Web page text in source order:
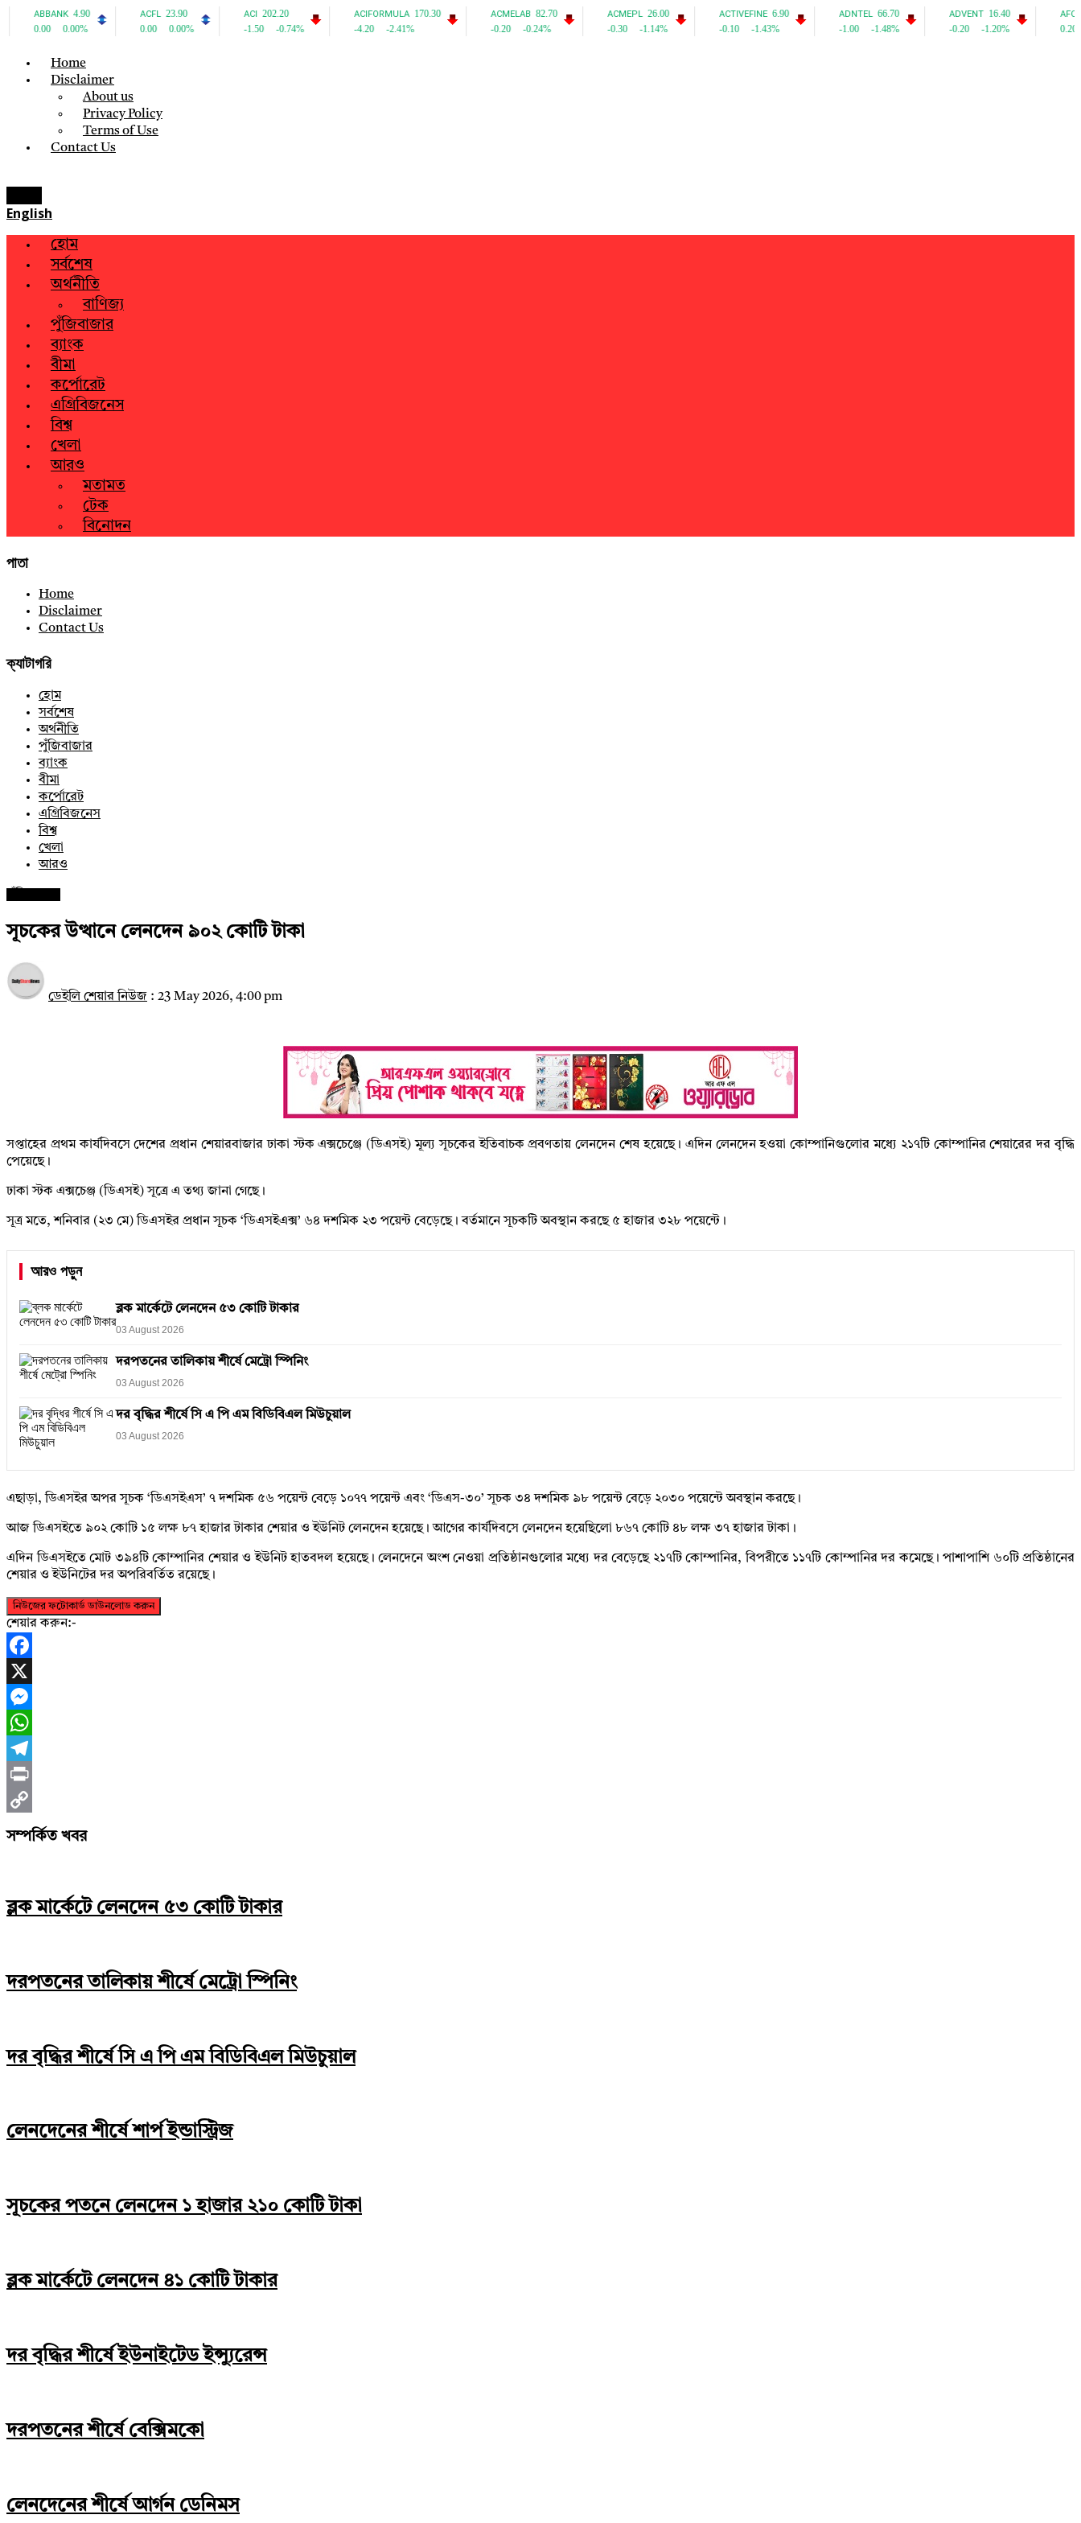
Home
Disclaimer
About us
Privacy Policy
Terms of Use
Contact Us
English
হোম
সর্বশেষ
অর্থনীতি
বাণিজ্য
পুঁজিবাজার
ব্যাংক
বীমা
কর্পোরেট
এগ্রিবিজনেস
বিশ্ব
খেলা
আরও
মতামত
টেক
বিনোদন
পাতা
Home
Disclaimer
Contact Us
ক্যাটাগরি
হোম
সর্বশেষ
অর্থনীতি
পুঁজিবাজার
ব্যাংক
বীমা
কর্পোরেট
এগ্রিবিজনেস
বিশ্ব
খেলা
আরও
সূচকের উত্থানে লেনদেন ৯০২ কোটি টাকা
ডেইলি শেয়ার নিউজ : 23 May 2026, 4:00 pm
সপ্তাহের প্রথম কার্যদিবসে দেশের প্রধান শেয়ারবাজার ঢাকা স্টক এক্সচেঞ্জে (ডিএসই) মূল্য সূচকের ইতিবাচক প্রবণতায় লেনদেন শেষ হয়েছে। এদিন লেনদেন হওয়া কোম্পানিগুলোর মধ্যে ২১৭টি কোম্পানির শেয়ারের দর বৃদ্ধি
পেয়েছে।
ঢাকা স্টক এক্সচেঞ্জ (ডিএসই) সূত্রে এ তথ্য জানা গেছে।
সূত্র মতে, শনিবার (২৩ মে) ডিএসইর প্রধান সূচক ‘ডিএসইএক্স’ ৬৪ দশমিক ২৩ পয়েন্ট বেড়েছে। বর্তমানে সূচকটি অবস্থান করছে ৫ হাজার ৩২৮ পয়েন্টে।
আরও পড়ুন
ব্লক মার্কেটে লেনদেন ৫৩ কোটি টাকার
03 August 2026
দরপতনের তালিকায় শীর্ষে মেট্রো স্পিনিং
03 August 2026
দর বৃদ্ধির শীর্ষে সি এ পি এম বিডিবিএল মিউচুয়াল
03 August 2026
এছাড়া, ডিএসইর অপর সূচক ‘ডিএসইএস’ ৭ দশমিক ৫৬ পয়েন্ট বেড়ে ১০৭৭ পয়েন্ট এবং ‘ডিএস-৩০’ সূচক ৩৪ দশমিক ৯৮ পয়েন্ট বেড়ে ২০৩০ পয়েন্টে অবস্থান করছে।
আজ ডিএসইতে ৯০২ কোটি ১৫ লক্ষ ৮৭ হাজার টাকার শেয়ার ও ইউনিট লেনদেন হয়েছে। আগের কার্যদিবসে লেনদেন হয়েছিলো ৮৬৭ কোটি ৪৮ লক্ষ ৩৭ হাজার টাকা।
এদিন ডিএসইতে মোট ৩৯৪টি কোম্পানির শেয়ার ও ইউনিট হাতবদল হয়েছে। লেনদেনে অংশ নেওয়া প্রতিষ্ঠানগুলোর মধ্যে দর বেড়েছে ২১৭টি কোম্পানির, বিপরীতে ১১৭টি কোম্পানির দর কমেছে। পাশাপাশি ৬০টি প্রতিষ্ঠানের
শেয়ার ও ইউনিটের দর অপরিবর্তিত রয়েছে।
নিউজের ফটোকার্ড ডাউনলোড করুন
শেয়ার করুন:-
Facebook
X
Messenger
WhatsApp
Telegram
Print
Copy
সম্পর্কিত খবর
ব্লক মার্কেটে লেনদেন ৫৩ কোটি টাকার
দরপতনের তালিকায় শীর্ষে মেট্রো স্পিনিং
দর বৃদ্ধির শীর্ষে সি এ পি এম বিডিবিএল মিউচুয়াল
লেনদেনের শীর্ষে শার্প ইন্ডাস্ট্রিজ
সূচকের পতনে লেনদেন ১ হাজার ২১০ কোটি টাকা
ব্লক মার্কেটে লেনদেন ৪১ কোটি টাকার
দর বৃদ্ধির শীর্ষে ইউনাইটেড ইন্স্যুরেন্স
দরপতনের শীর্ষে বেক্সিমকো
লেনদেনের শীর্ষে আর্গন ডেনিমস